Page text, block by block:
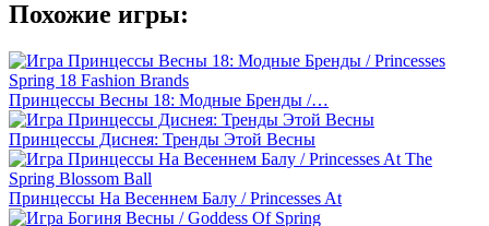
Похожие игры:
Принцессы Весны 18: Модные Бренды /…
Принцессы Диснея: Тренды Этой Весны
Принцессы На Весеннем Балу / Princesses At